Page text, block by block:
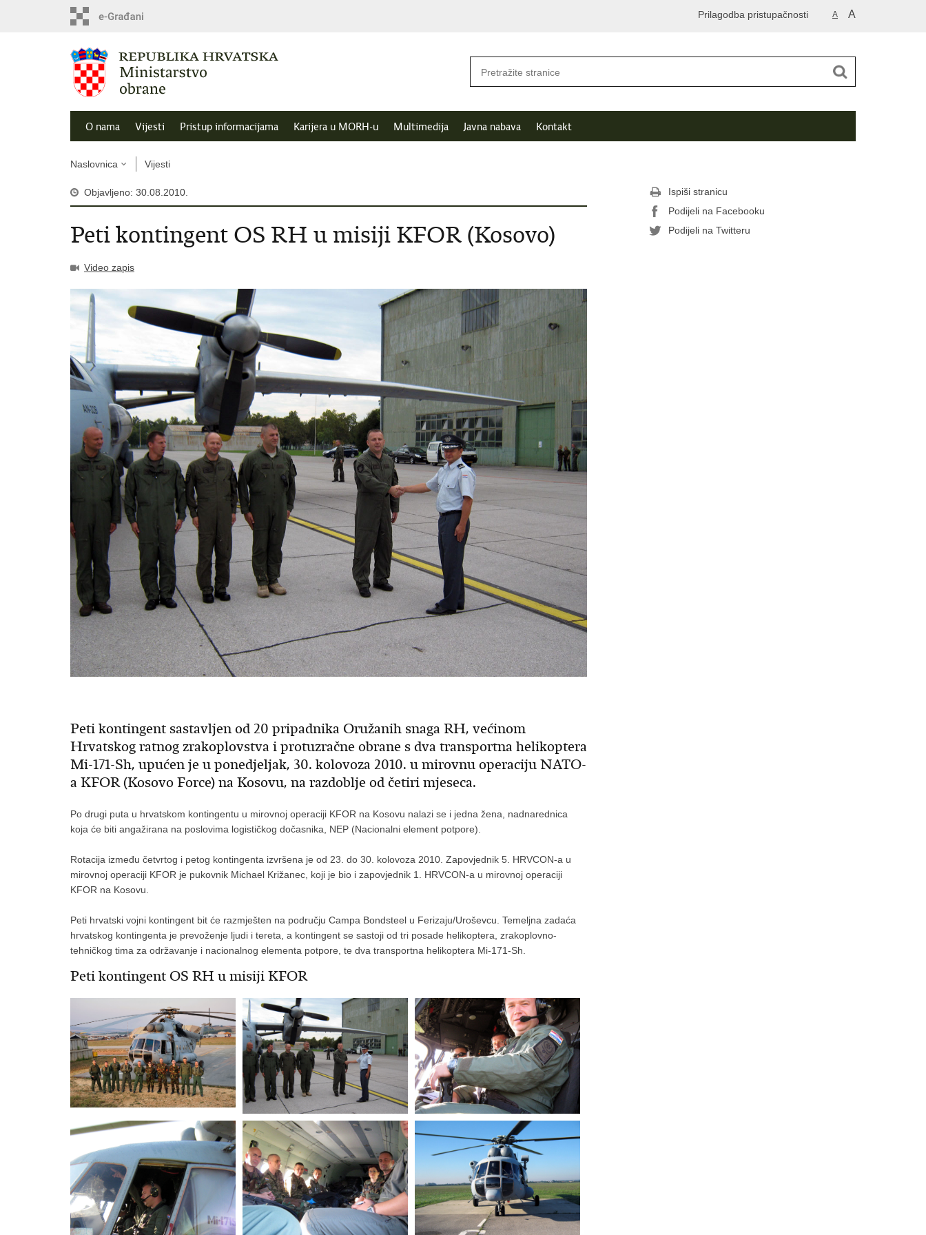
A A
Prilagodba pristupačnosti
O nama Vijesti Pristup informacijama Karijera u MORH-u Multimedija Javna nabava Kontakt
Naslovnica Vijesti
Objavljeno: 30.08.2010.
Peti kontingent OS RH u misiji KFOR (Kosovo)
Video zapis
Peti kontingent sastavljen od 20 pripadnika Oružanih snaga RH, većinom
Hrvatskog ratnog zrakoplovstva i protuzračne obrane s dva transportna helikoptera
Mi-171-Sh, upućen je u ponedjeljak, 30. kolovoza 2010. u mirovnu operaciju NATO-
a KFOR (Kosovo Force) na Kosovu, na razdoblje od četiri mjeseca.
Po drugi puta u hrvatskom kontingentu u mirovnoj operaciji KFOR na Kosovu nalazi se i jedna žena, nadnarednica
koja će biti angažirana na poslovima logističkog dočasnika, NEP (Nacionalni element potpore).
Rotacija između četvrtog i petog kontingenta izvršena je od 23. do 30. kolovoza 2010. Zapovjednik 5. HRVCON-a u
mirovnoj operaciji KFOR je pukovnik Michael Križanec, koji je bio i zapovjednik 1. HRVCON-a u mirovnoj operaciji
KFOR na Kosovu.
Peti hrvatski vojni kontingent bit će razmješten na području Campa Bondsteel u Ferizaju/Uroševcu. Temeljna zadaća
hrvatskog kontingenta je prevoženje ljudi i tereta, a kontingent se sastoji od tri posade helikoptera, zrakoplovno-
tehničkog tima za održavanje i nacionalnog elementa potpore, te dva transportna helikoptera Mi-171-Sh.
Peti kontingent OS RH u misiji KFOR
Ispiši stranicu
Podijeli na Facebooku
Podijeli na Twitteru